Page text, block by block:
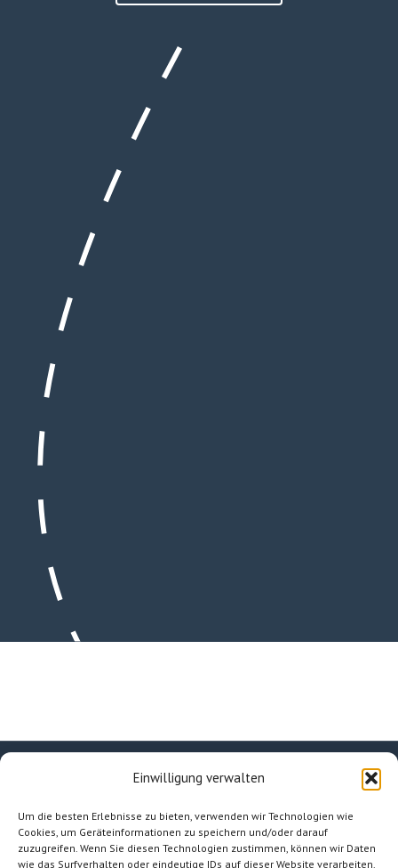
Einwilligung verwalten
Um die besten Erlebnisse zu bieten, verwenden wir Technologien wie
Cookies, um Geräteinformationen zu speichern und/oder darauf
zuzugreifen. Wenn Sie diesen Technologien zustimmen, können wir Daten
wie das Surfverhalten oder eindeutige IDs auf dieser Website verarbeiten.